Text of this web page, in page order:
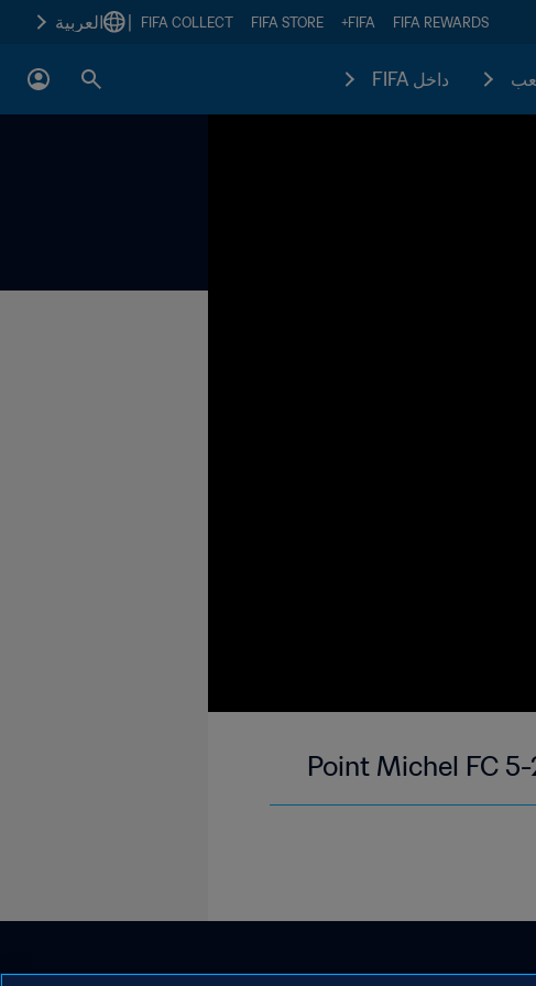
FIFA REWARDS
FIFA+
FIFA STORE
FIFA COLLECT العربية
داخل FIFA
Point Michel FC